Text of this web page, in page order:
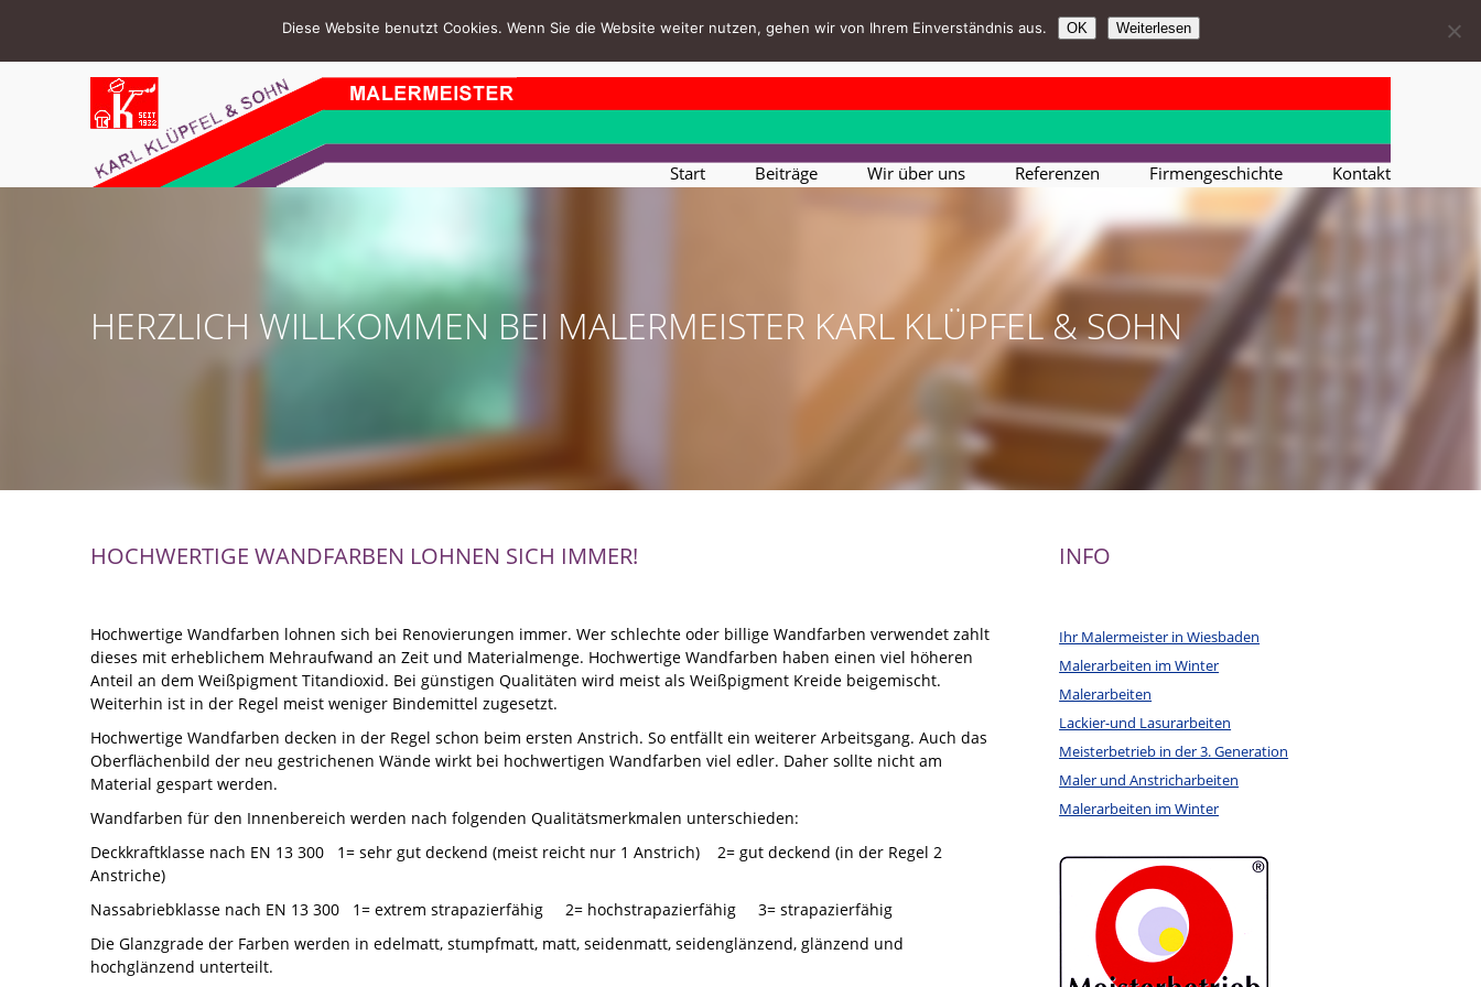
Start Beiträge Wir über uns Referenzen Firmengeschichte Kontakt
HERZLICH WILLKOMMEN BEI MALERMEISTER KARL KLÜPFEL & SOHN
HOCHWERTIGE WANDFARBEN LOHNEN SICH IMMER!
Hochwertige Wandfarben lohnen sich bei Renovierungen immer. Wer schlechte oder billige Wandfarben verwendet zahlt
dieses mit erheblichem Mehraufwand an Zeit und Materialmenge. Hochwertige Wandfarben haben einen viel höheren
Anteil an dem Weißpigment Titandioxid. Bei günstigen Qualitäten wird meist als Weißpigment Kreide beigemischt.
Weiterhin ist in der Regel meist weniger Bindemittel zugesetzt.
Hochwertige Wandfarben decken in der Regel schon beim ersten Anstrich. So entfällt ein weiterer Arbeitsgang. Auch das
Oberflächenbild der neu gestrichenen Wände wirkt bei hochwertigen Wandfarben viel edler. Daher sollte nicht am
Material gespart werden.
Wandfarben für den Innenbereich werden nach folgenden Qualitätsmerkmalen unterschieden:
Deckkraftklasse nach EN 13 300 1= sehr gut deckend (meist reicht nur 1 Anstrich) 2= gut deckend (in der Regel 2
Anstriche)
Nassabriebklasse nach EN 13 300 1= extrem strapazierfähig 2= hochstrapazierfähig 3= strapazierfähig
Die Glanzgrade der Farben werden in edelmatt, stumpfmatt, matt, seidenmatt, seidenglänzend, glänzend und
hochglänzend unterteilt.
INFO
Ihr Malermeister in Wiesbaden
Malerarbeiten im Winter
Malerarbeiten
Lackier-und Lasurarbeiten
Meisterbetrieb in der 3. Generation
Maler und Anstricharbeiten
Malerarbeiten im Winter
Diese Website benutzt Cookies. Wenn Sie die Website weiter nutzen, gehen wir von Ihrem Einverständnis aus. OK Weiterlesen